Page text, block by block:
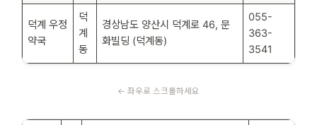
덕계 우정
약국
덕
계
동
경상남도 양산시 덕계로 46, 문
화빌딩 (덕계동)
055-
363-
3541